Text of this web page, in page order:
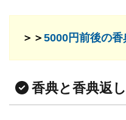
＞＞5000円前後の
香典と香典返